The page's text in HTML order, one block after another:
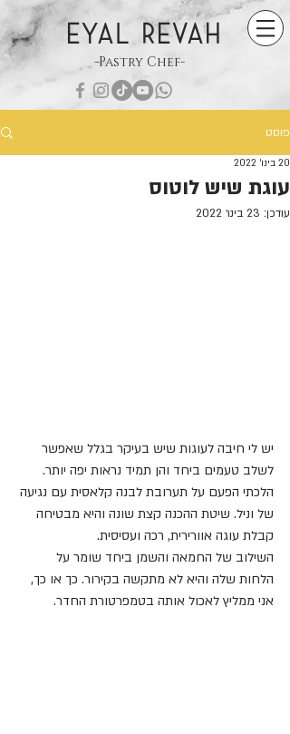
EYAL REVAH
-Pastry Chef-
פוסט
עוגת שיש לוטוס
20 בינו׳ 2022
עודכן: 23 בינו׳ 2022
יש לי חיבה לעוגות שיש בעיקר בגלל שאפשר
לשלב טעמים ביחד והן תמיד נראות יפה יותר.
הלכתי הפעם על תערובת לבנה קלאסית עם נגיעה
של וניל. שיטת ההכנה קצת שונה והיא מבטיחה
קבלת עוגה אוורירית, רכה ועסיסית.
השילוב של החמאה והשמן ביחד שומר על
הלחות שלה והיא לא מתקשה בקירור. כך או כך,
אני ממליץ לאכול אותה בטמפרטורת החדר.